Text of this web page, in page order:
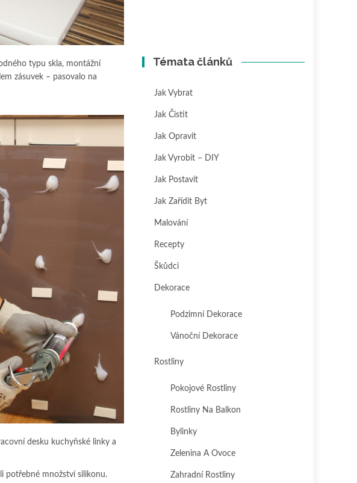
typu skla, montážní
zásuvek – pasovalo na
desku kuchyňské linky a
potřebné množství silikonu.
Témata článků
Jak Vybrat
Jak Čistit
Jak Opravit
Jak Vyrobit – DIY
Jak Postavit
Jak Zařídit Byt
Malování
Recepty
Škůdci
Dekorace
Podzimní Dekorace
Vánoční Dekorace
Rostliny
Pokojové Rostliny
Rostliny Na Balkon
Bylinky
Zelenina A Ovoce
Zahradní Rostliny